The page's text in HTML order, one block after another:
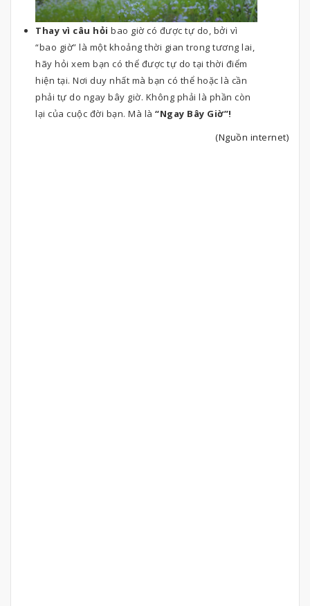
Thay vì câu hỏi bao giờ có được tự do, bởi vì
“bao giờ” là một khoảng thời gian trong tương lai,
hãy hỏi xem bạn có thể được tự do tại thời điểm
hiện tại. Nơi duy nhất mà bạn có thể hoặc là cần
phải tự do ngay bây giờ. Không phải là phần còn
lại của cuộc đời bạn. Mà là “Ngay Bây Giờ”!
(Nguồn internet)